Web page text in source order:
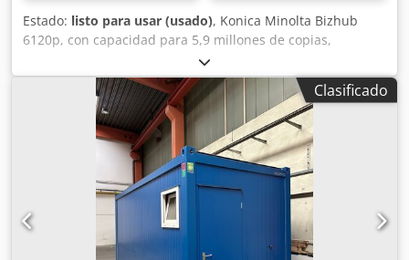
Estado: listo para usar (usado), Konica Minolta Bizhub
6120p, con capacidad para 5,9 millones de copias,
totalmente equipada, en buen estado, probada y lista para
imprimir. Equipamiento: - PF 710 - RU 510 - FS 532 Como
empresa con experiencia en la venta de fotocopiadoras
usadas, hemos desarrollado una gran experiencia en el
embalaje y el envío en palés o contenedores, para
garantizar que nuestros clientes reciban máquinas en
perfectas condiciones. Djdezh Hn Ispfx Akijkr Nuestra
empresa ofrece la gama más amplia de fotocopiadoras de
producción y gestiona envíos a nivel mundial a petición del
cliente. No dude en ponerse en contacto con nosotros para
obtener más información.
Clasificado